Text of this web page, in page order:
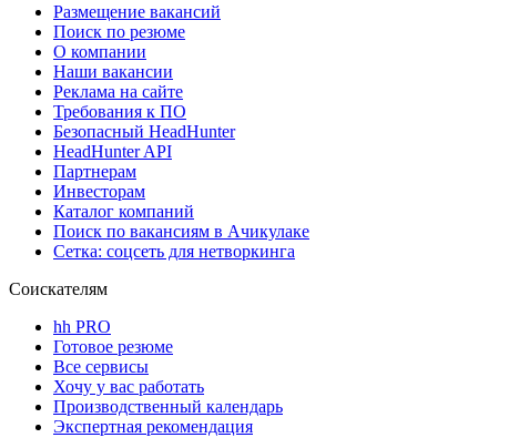
Размещение вакансий
Поиск по резюме
О компании
Наши вакансии
Реклама на сайте
Требования к ПО
Безопасный HeadHunter
HeadHunter API
Партнерам
Инвесторам
Каталог компаний
Поиск по вакансиям в Ачикулаке
Сетка: соцсеть для нетворкинга
Соискателям
hh PRO
Готовое резюме
Все сервисы
Хочу у вас работать
Производственный календарь
Экспертная рекомендация